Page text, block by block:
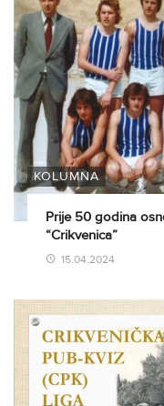
KOLUMNA
Prije 50 godina
“Crikvenica”
15.04.2024